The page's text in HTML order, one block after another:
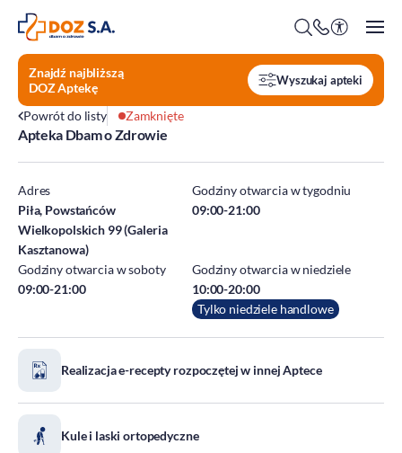
O firmie
Praca w Centrali
ESG
Społeczeństwo
Ład korporacyjny
Znajdź najbliższą
DOZ Aptekę
Wyszukaj apteki
Powrót do listy Zamknięte
Apteka Dbam o Zdrowie
Adres
Piła, Powstańców
Wielkopolskich 99 (Galeria
Kasztanowa)
Godziny otwarcia w tygodniu
09:00-21:00
Godziny otwarcia w soboty
09:00-21:00
Godziny otwarcia w niedziele
10:00-20:00
Tylko niedziele handlowe
Realizacja e-recepty rozpoczętej w innej Aptece
Kule i laski ortopedyczne